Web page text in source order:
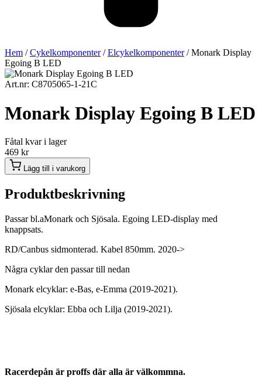
Hem /Cykelkomponenter/Elcykelkomponenter/ Monark Display
Egoing B LED
Art.nr: C8705065-1-21C
Monark Display Egoing B LED
Fåtal kvar i lager
469 kr
Lägg till i varukorg
Produktbeskrivning
Passar bl.aMonark och Sjösala. Egoing LED-display med
knappsats.
RD/Canbus sidmonterad. Kabel 850mm. 2020->
Några cyklar den passar till nedan
Monark elcyklar: e-Bas, e-Emma (2019-2021).
Sjösala elcyklar: Ebba och Lilja (2019-2021).
Racerdepån är proffs där alla är välkommna.